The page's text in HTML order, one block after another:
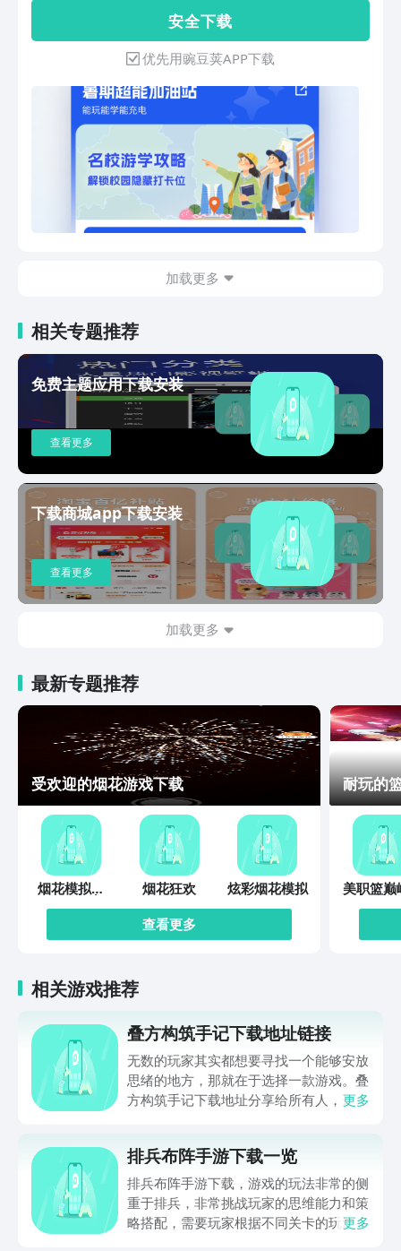
手、更省心。【智能搜索】不止于找 更
懂你所想全网通搜：自由切换多种引擎。
传统搜索帮你打捞全网资源，AI搜帮你提
炼核心，真正做到1+1>2。多模态搜索：
除了传统打字，拍照搜、语音搜，无论什
么姿势找答案，AI都能看懂听懂帮你秒
懂。深度解答：遇到复杂长问题？AI为你
客观分析、多维度梳理，给出的答案全
面、可靠有深度。【视频播放器】AI加持
观影自由加速播：视频加速技术，智能匹
配最优网络线路，告别转圈等待，一点就
观看：支持窗口悬浮播放与投屏。无论是
妨碍丝滑观影。【定制平板适配】大屏真
体验大屏原生适配：完美适配横竖屏，自
动呈现更适合大屏的PC级排版，告别粗
暴的移动端页面拉伸！沉浸级大视野：全
新大屏播放器，强大AI能力与大屏手势加
持。观影更沉浸，细节尽收眼底。【效率
办公】全能文件管家万能格式预览：支持
打开超90种文件格式。无论是
Word/PDF，还是CAD图纸、3D模型、
压缩包，全都能轻松浏览。实用工具箱：
PDF与Office文档一站式处理。支持格式
转换、文档翻译、文件瘦身、智能扫描等
实用功能，让移动办公省时省力。【AI学
习】智能学习辅导 从小学到考公学科精
准答疑：遇到难题拍一张，AI一对一拆解
考通：智能分析自身优势，个性化推荐匹
精准上岸。【热点资讯】看懂世界 从这
里开始热点聚合：实时同步全网热榜，重
大事件多维度深度梳理，不错过任何重要
资讯。智能推荐：根据你的兴趣，精准推
送时事、财经、科技等优质内容，告别信
息焦虑。如果你觉得QQ浏览器很好用，
请向身边的人推荐我们，您的每一次鼓励
都是我们前进的动力。反馈方式：-软件
反馈：我的—设置—帮助与反馈-官方QQ
群：716365189-官方网站：
https://browser.qq.com/
安 全 下 载
优先用豌豆荚APP下载
加载更多
相关专题推荐
免费主题应用下载安装
查看更多
下载商城app下载安装
查看更多
加载更多
最新专题推荐
受欢迎的烟花游戏下载
烟花模拟器
2022游戏
烟花狂欢
炫彩烟花模拟
查看更多
耐玩的
美职篮巅
决
相关游戏推荐
叠方构筑手记下载地址链接
无数的玩家其实都想要寻找一个能够安放
思绪的地方，那就在于选择一款游戏。叠
方构筑手记下载地址分享给所有人，这一
情。如果大家想要下载这款游戏，其实方
法很简单，通过以下的链接即可先来看一
下游戏的主要乐趣吧。
更多
排兵布阵手游下载一览
排兵布阵手游下载，游戏的玩法非常的侧
重于排兵，非常挑战玩家的思维能力和策
略搭配，需要玩家根据不同关卡的玩法设
更多